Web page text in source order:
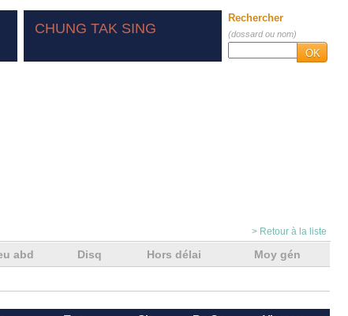
CHUNG TAK SING
Rechercher
(dossard ou nom)
OK
> Retour à la liste
abd Disq Hors délai
Moy gén